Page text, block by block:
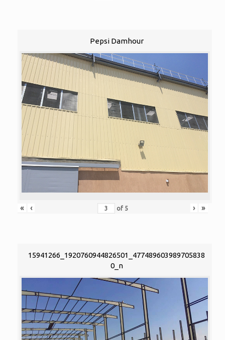
Pepsi Damhour
« ‹ of 5 › »
15941266_1920760944826501_477489603989705838
0_n